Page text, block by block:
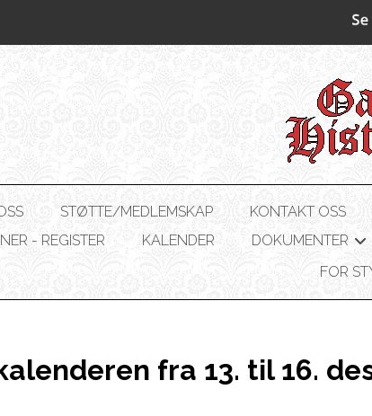
STØTTE/MEDLEMSKAP KONTAKT OSS
- REGISTER
KALENDER DOKUMENTER
FOR
fra 13. til 16.